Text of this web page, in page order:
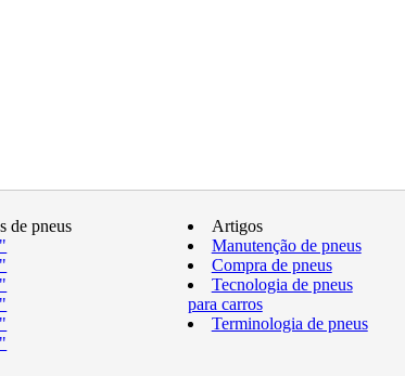
de pneus
Artigos
Manutenção de pneus
Compra de pneus
Tecnologia de pneus
para carros
Terminologia de pneus